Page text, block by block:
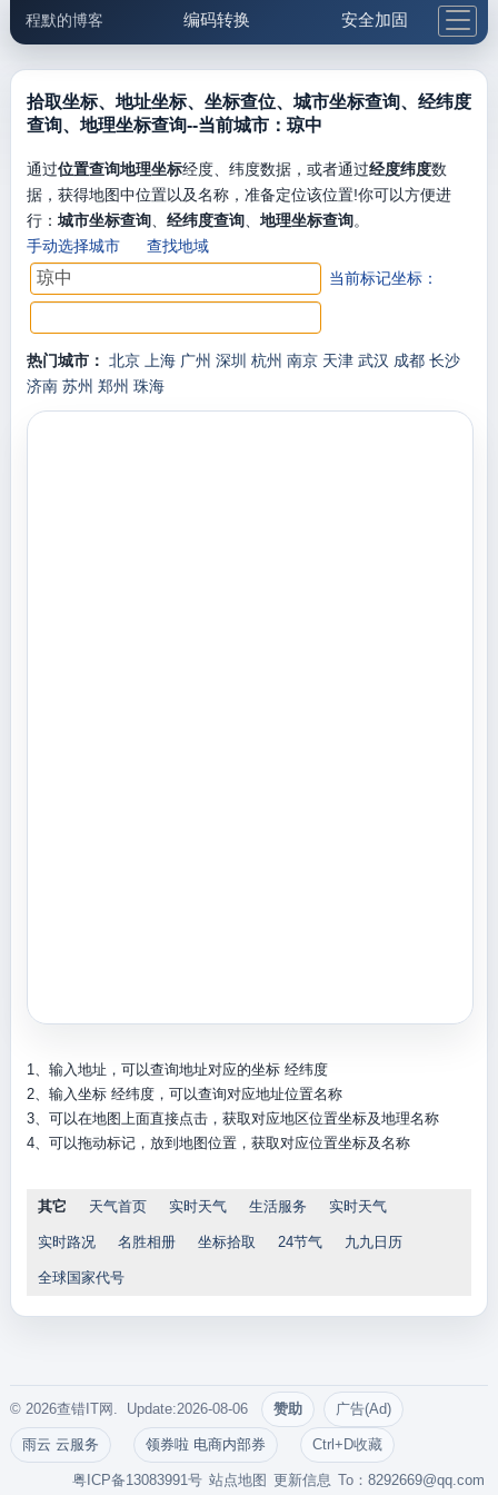
程默的博客 编码转换 安全加固
邮件工具 生活便民 更多工具
拾取坐标、地址坐标、坐标查位、城市坐标查询、经纬度
查询、地理坐标查询--当前城市：琼中
通过位置查询地理坐标经度、纬度数据，或者通过经度纬度数
据，获得地图中位置以及名称，准备定位该位置!你可以方便进
行： 城市坐标查询、 经纬度查询、 地理坐标查询。
手动选择城市
查找地域
当前标记坐标：
热门城市： 北京 上海 广州 深圳 杭州 南京 天津 武汉 成都 长沙
济南 苏州 郑州 珠海
1、输入地址，可以查询地址对应的坐标 经纬度
2、输入坐标 经纬度，可以查询对应地址位置名称
3、可以在地图上面直接点击，获取对应地区位置坐标及地理名称
4、可以拖动标记，放到地图位置，获取对应位置坐标及名称
其它 天气首页 实时天气 生活服务 实时天气
实时路况 名胜相册 坐标拾取 24节气 九九日历
全球国家代号
© 2026查错IT网. Update:2026-08-06 赞助 广告(Ad)
雨云 云服务 领券啦 电商内部券 Ctrl+D收藏
To：8292669@qq.com
更新信息
站点地图
粤ICP备13083991号